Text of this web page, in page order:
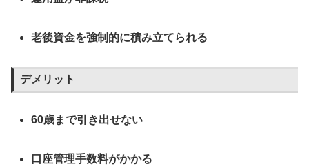
老後資金を強制的に積み立てられる
デメリット
60歳まで引き出せない
口座管理手数料がかかる